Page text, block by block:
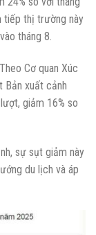
tiếp thị trường này
tháng 8.
Cơ quan Xúc
Bản xuất cảnh
giảm 16% so
sự sụt giảm này
du lịch và áp